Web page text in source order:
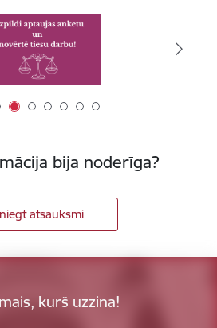
bija noderīga?
atsauksmi
kurš uzzina!